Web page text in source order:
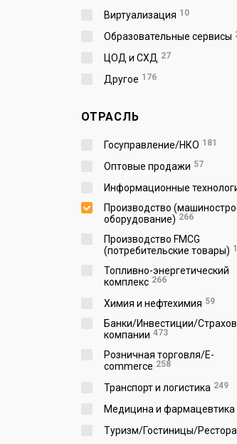
Виртуализация 10
Образовательные сервисы
ЦОД и СХД 27
Другое 176
ОТРАСЛЬ
Госуправление/НКО 181
Оптовые продажи 57
Информационные
Производство
оборудование) 266
Производство FMCG
(потребительские товары)
Топливно-энергетический
комплекс 266
Химия и нефтехимия 59
Банки/Инвестиции/
компании 473
Розничная торговля/E-
commerce 258
Транспорт и логистика 249
Медицина и фармацевтика
Туризм/Гостиницы/